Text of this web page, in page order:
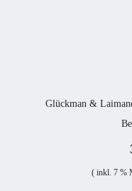
Glückman &
( inkl. 7 %